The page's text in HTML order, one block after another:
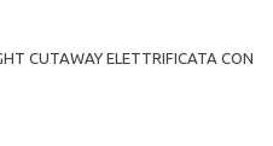
CUTAWAY ELETTRIFICATA CON